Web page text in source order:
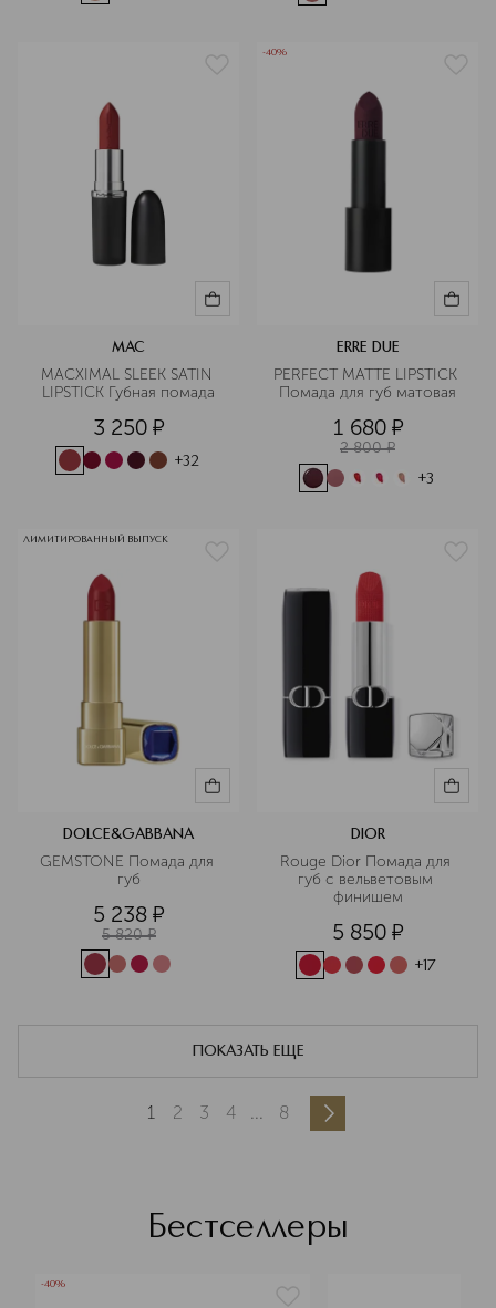
MAC
MACXIMAL SLEEK SATIN
LIPSTICK Губная помада
3 250 ¤
+32
-40%
ERRE DUE
PERFECT MATTE LIPSTICK
Помада для губ матовая
1 680 ¤
2 800 ¤
+3
ЛИМИТИРОВАННЫЙ ВЫПУСК
DOLCE&GABBANA
GEMSTONE Помада для
губ
5 238 ¤
5 820 ¤
DIOR
Rouge Dior Помада для
губ с вельветовым
финишем
5 850 ¤
+17
ПОКАЗАТЬ ЕЩЕ
1 2 3 4 ... 8
Бестселлеры
-40%